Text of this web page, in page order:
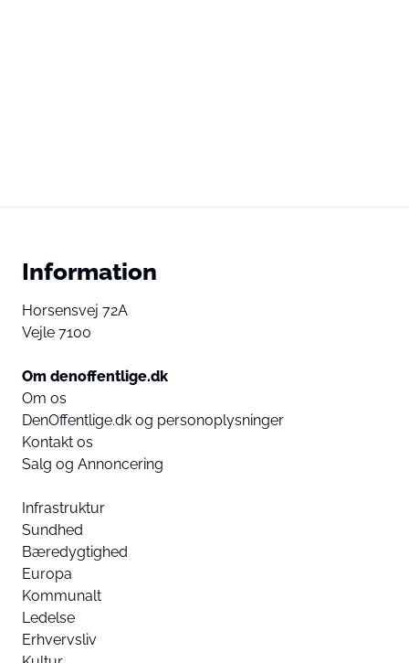
Information
Horsensvej 72A
Vejle 7100
Om denoffentlige.dk
Om os
DenOffentlige.dk og personoplysninger
Kontakt os
Salg og Annoncering
Infrastruktur
Sundhed
Bæredygtighed
Europa
Kommunalt
Ledelse
Erhvervsliv